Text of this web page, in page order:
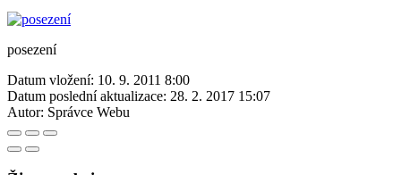
posezení
Datum vložení: 10. 9. 2011 8:00
Datum poslední aktualizace: 28. 2. 2017 15:07
Autor: Správce Webu